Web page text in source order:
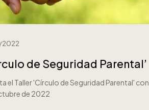
de Seguridad Parental’
el Taller 'Círculo de Seguridad Parental' con
de 2022